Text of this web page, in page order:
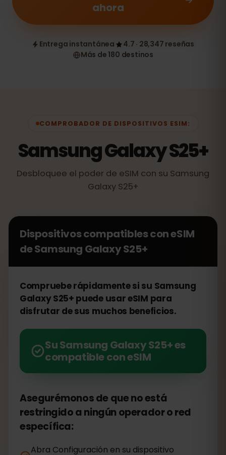
ahora
Entrega instantánea
4.7 · 28,347 reseñas
Más de 180 destinos
COMPROBADOR DE DISPOSITIVOS ESIM:
Samsung Galaxy S25+
Desbloquee el poder de eSIM con su Samsung
Galaxy S25+
Dispositivos compatibles con eSIM
deSamsung Galaxy S25+
Compruebe rápidamente si su Samsung
Galaxy S25+ puede usar eSIM para
disfrutar de sus muchos beneficios.
Su Samsung Galaxy S25+ es
compatible con eSIM
Asegurémonos de que no está
restringido a ningún operador o red
específica:
Abra Configuración en su dispositivo